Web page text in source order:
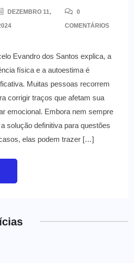
DEZEMBRO 11,
0
COMENTÁRIOS
Evandro dos Santos explica, a
física e a autoestima é
Muitas pessoas recorrem
corrigir traços que afetam sua
emocional. Embora nem sempre
solução definitiva para questões
elas podem trazer […]